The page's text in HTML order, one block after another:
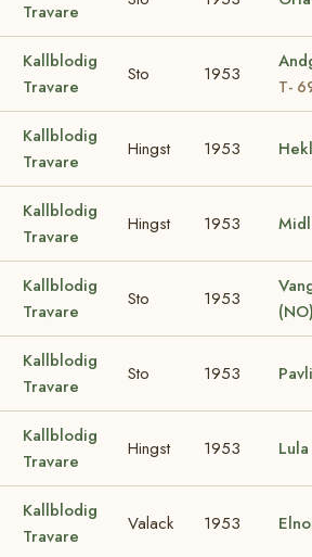
Travare
Kallblodig
Travare
Sto 1953
T-
Kallblodig
Travare
Hingst 1953
Kallblodig
Travare
Hingst 1953
Kallblodig
Travare
Sto 1953
Kallblodig
Travare
Sto 1953
Kallblodig
Travare
Hingst 1953 Lula
Kallblodig
Travare
Valack 1953